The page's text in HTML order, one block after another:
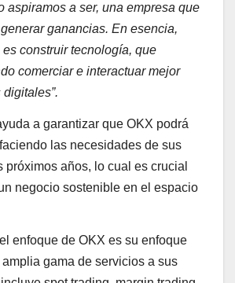
aspiramos a ser, una empresa que
ganancias. En esencia,
construir tecnología, que
comerciar e interactuar mejor
a garantizar que OKX podrá
las necesidades de sus
próximos años, lo cual es crucial
negocio sostenible en el espacio
enfoque de OKX es su enfoque
gama de servicios a sus